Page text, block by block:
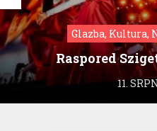
Glazba, Kultura,
Raspored
11.